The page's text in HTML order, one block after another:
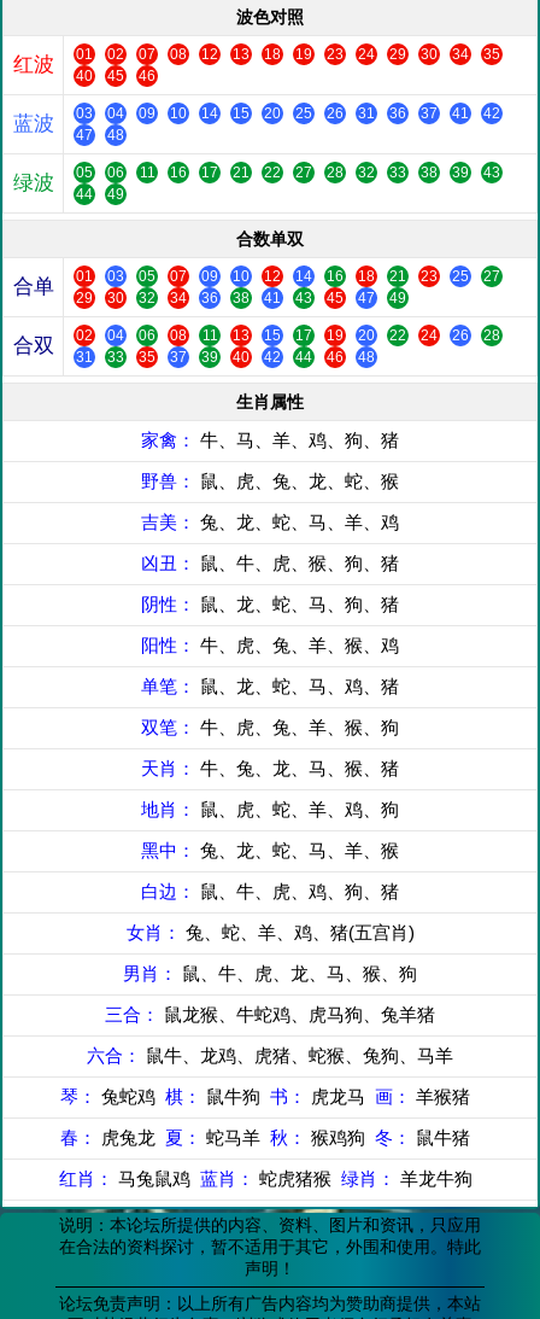
波色对照
红波 01 02 07 08 12 13 18 19 23 24 29 30 34
35
40
45 46
蓝波 03 04 09 10 14 15 20 25 26 31 36 37 41
42
47
48
绿波 05 06 11 16 17 21 22 27 28 32 33 38 39
43
44
49
合数单双
合单 01 03 05 07 09 10 12 14 16 18 21 23 25
27
29
30 32 34 36 38 41 43 45 47 49
合双 02 04 06 08 11 13 15 17 19 20 22 24 26
28
31
33 35 37 39 40 42 44 46 48
生肖属性
家禽： 牛、马、羊、鸡、狗、猪
野兽： 鼠、虎、兔、龙、蛇、猴
吉美： 兔、龙、蛇、马、羊、鸡
凶丑： 鼠、牛、虎、猴、狗、猪
阴性： 鼠、龙、蛇、马、狗、猪
阳性： 牛、虎、兔、羊、猴、鸡
单笔： 鼠、龙、蛇、马、鸡、猪
双笔： 牛、虎、兔、羊、猴、狗
天肖： 牛、兔、龙、马、猴、猪
地肖： 鼠、虎、蛇、羊、鸡、狗
黑中： 兔、龙、蛇、马、羊、猴
白边： 鼠、牛、虎、鸡、狗、猪
女肖： 兔、蛇、羊、鸡、猪(五宫肖)
男肖： 鼠、牛、虎、龙、马、猴、狗
三合： 鼠龙猴、牛蛇鸡、虎马狗、兔羊猪
六合： 鼠牛、龙鸡、虎猪、蛇猴、兔狗、马羊
琴： 兔蛇鸡 棋： 鼠牛狗 书： 虎龙马 画： 羊猴猪
春：
虎兔龙 夏： 蛇马羊 秋： 猴鸡狗 冬： 鼠牛猪
红肖： 马兔鼠鸡 蓝肖： 蛇虎猪猴 绿肖： 羊龙牛狗
说明：本论坛所提供的内容、资料、图片和资讯，只应用
在合法的资料探讨，暂不适用于其它，外围和使用。特此
声明！
论坛免责声明：以上所有广告内容均为赞助商提供，本站